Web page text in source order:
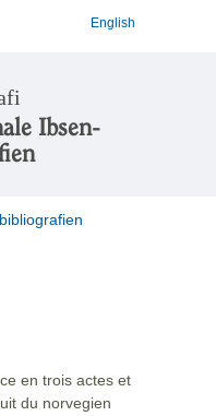
English
Ibsen-
en trois actes et
du norvegien